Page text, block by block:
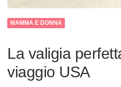
MAMMA E DONNA
La valigia
viaggio USA